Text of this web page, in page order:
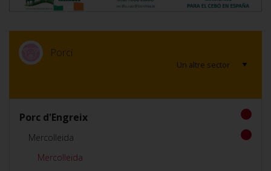
Porcí
Porc d'Engreix
Mercolleida
Mercolleida